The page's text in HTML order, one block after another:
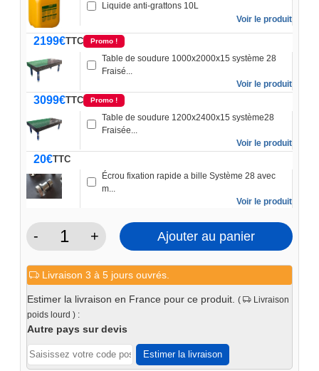
Liquide anti-grattons 10L
Voir le produit
Table de soudure 1000x2000x15 système 28
Fraisé...
Voir le produit
2199€TTC Promo !
Table de soudure 1200x2400x15 système28
Fraisée...
Voir le produit
3099€TTC Promo !
Écrou fixation rapide a bille Système 28 avec
m...
Voir le produit
20€TTC
-
quantité
Rallonge
de
table
1M
système
28
+ Ajouter au panier
Livraison 3 à 5 jours ouvrés.
Estimer la livraison en France pour ce produit. (
Livraison
poids lourd ) :
Autre pays sur devis
Estimer la livraison